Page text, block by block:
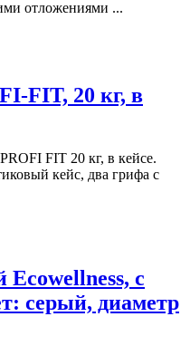
отложениями ...
FIT, 20 кг, в
FIT 20 кг, в кейсе.
кейс, два грифа с
c
серый, диаметр